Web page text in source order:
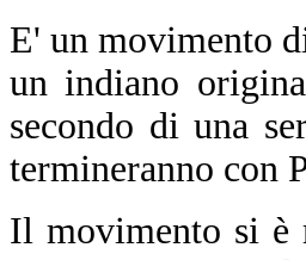
E' un movimento
un indiano
secondo di una
termineranno con
Il movimento si è